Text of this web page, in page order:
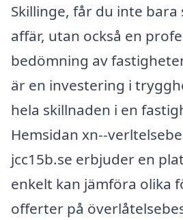
Skillinge, får du inte bara
affär, utan också en
bedömning av
är en investering i
hela skillnaden i en
Hemsidan xn--
jcc15b.se erbjuder en
enkelt kan jämföra olika
offerter på